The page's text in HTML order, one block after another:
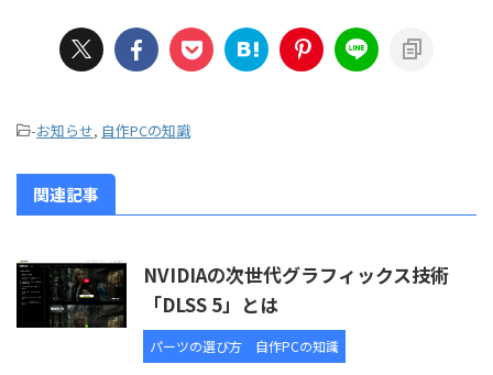
-お知らせ, 自作PCの知識
関連記事
NVIDIAの次世代グラフィックス技術
「DLSS 5」とは
パーツの選び方 自作PCの知識